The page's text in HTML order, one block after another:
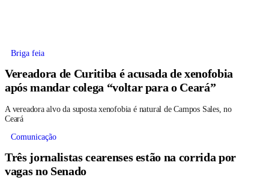
Briga feia
Vereadora de Curitiba é acusada de xenofobia
após mandar colega “voltar para o Ceará”
A vereadora alvo da suposta xenofobia é natural de Campos Sales, no
Ceará
Comunicação
Três jornalistas cearenses estão na corrida por
vagas no Senado